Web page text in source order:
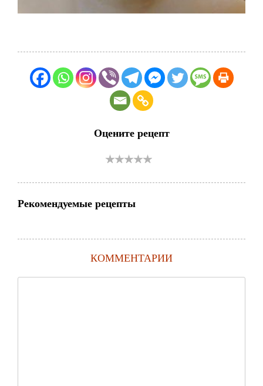
Оцените рецепт
Рекомендуемые рецепты
КОММЕНТАРИИ